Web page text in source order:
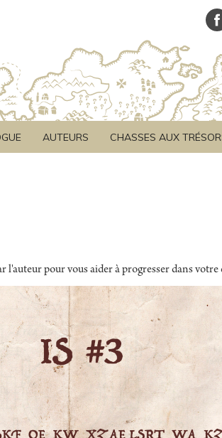
CHASSES AUX
AUTEURS
pour vous aider à progresser dans votre